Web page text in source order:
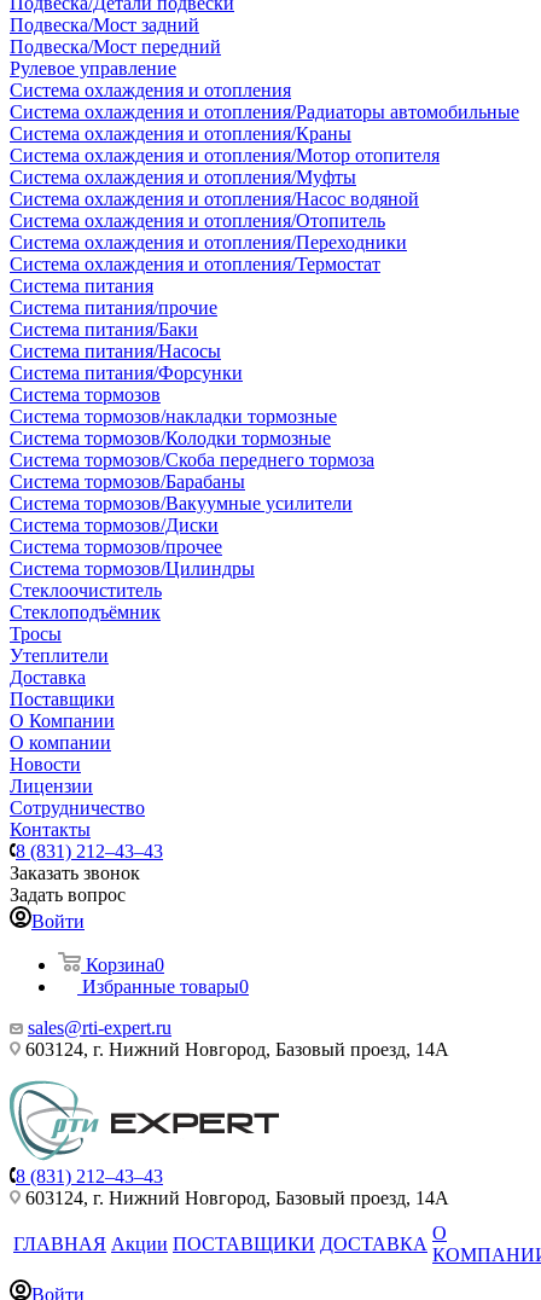
Подвеска/Мост задний
Подвеска/Мост передний
Рулевое управление
Система охлаждения и отопления
Система охлаждения и отопления/Радиаторы автомобильные
Система охлаждения и отопления/Краны
Система охлаждения и отопления/Мотор отопителя
Система охлаждения и отопления/Муфты
Система охлаждения и отопления/Насос водяной
Система охлаждения и отопления/Отопитель
Система охлаждения и отопления/Переходники
Система охлаждения и отопления/Термостат
Система питания
Система питания/прочие
Система питания/Баки
Система питания/Насосы
Система питания/Форсунки
Система тормозов
Система тормозов/накладки тормозные
Система тормозов/Колодки тормозные
Система тормозов/Скоба переднего тормоза
Система тормозов/Барабаны
Система тормозов/Вакуумные усилители
Система тормозов/Диски
Система тормозов/прочее
Система тормозов/Цилиндры
Стеклоочиститель
Стеклоподъёмник
Тросы
Утеплители
Доставка
Поставщики
О Компании
О компании
Новости
Лицензии
Сотрудничество
Контакты
8 (831) 212–43–43
Заказать звонок
Задать вопрос
Войти
Корзина0
Избранные товары0
sales@rti-expert.ru
603124, г. Нижний Новгород, Базовый проезд, 14А
8 (831) 212–43–43
603124, г. Нижний Новгород, Базовый проезд, 14А
ГЛАВНАЯ Акции ПОСТАВЩИКИ ДОСТАВКА
О
Войти